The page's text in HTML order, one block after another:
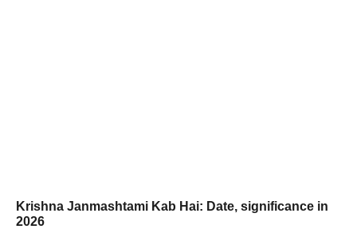
Krishna Janmashtami Kab Hai: Date, significance in
2026